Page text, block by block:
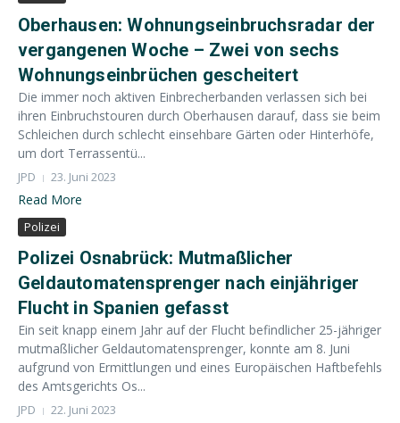
Oberhausen: Wohnungseinbruchsradar der
vergangenen Woche – Zwei von sechs
Wohnungseinbrüchen gescheitert
Die immer noch aktiven Einbrecherbanden verlassen sich bei
ihren Einbruchstouren durch Oberhausen darauf, dass sie beim
Schleichen durch schlecht einsehbare Gärten oder Hinterhöfe,
um dort Terrassentü...
JPD 23. Juni 2023
Read More
Polizei
Polizei Osnabrück: Mutmaßlicher
Geldautomatensprenger nach einjähriger
Flucht in Spanien gefasst
Ein seit knapp einem Jahr auf der Flucht befindlicher 25-jähriger
mutmaßlicher Geldautomatensprenger, konnte am 8. Juni
aufgrund von Ermittlungen und eines Europäischen Haftbefehls
des Amtsgerichts Os...
JPD 22. Juni 2023